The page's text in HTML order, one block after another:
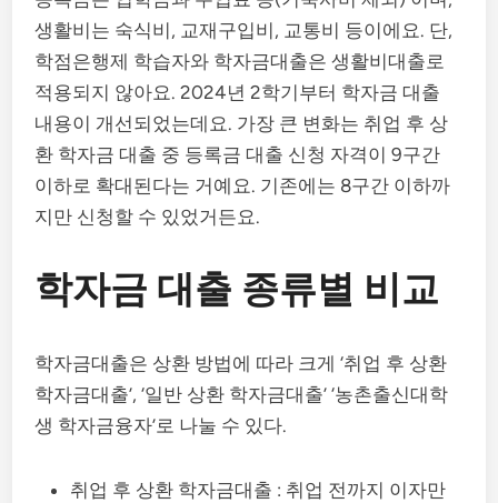
생활비는 숙식비, 교재구입비, 교통비 등이에요. 단,
학점은행제 학습자와 학자금대출은 생활비대출로
적용되지 않아요. 2024년 2학기부터 학자금 대출
내용이 개선되었는데요. 가장 큰 변화는 취업 후 상
환 학자금 대출 중 등록금 대출 신청 자격이 9구간
이하로 확대된다는 거예요. 기존에는 8구간 이하까
지만 신청할 수 있었거든요.
학자금 대출 종류별 비교
학자금대출은 상환 방법에 따라 크게 ‘취업 후 상환
학자금대출’, ‘일반 상환 학자금대출’ ‘농촌출신대학
생 학자금융자’로 나눌 수 있다.
취업 후 상환 학자금대출 : 취업 전까지 이자만